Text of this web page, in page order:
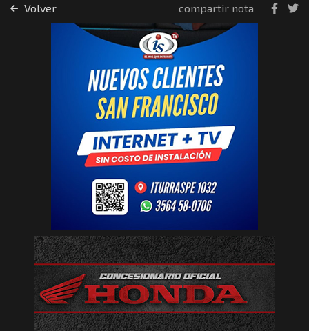
Volver compartir nota